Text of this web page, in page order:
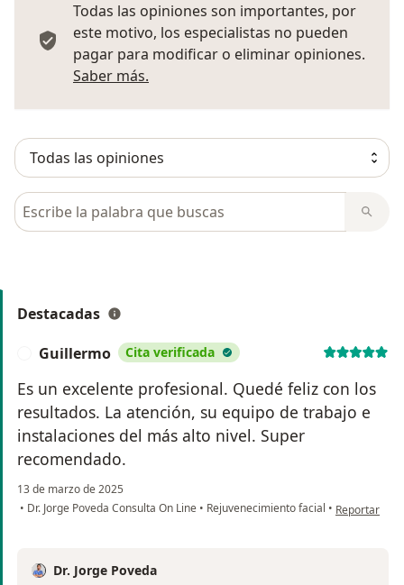
Todas las opiniones son importantes, por
este motivo, los especialistas no pueden
pagar para modificar o eliminar opiniones.
Saber más.
Busca en opiniones
Destacadas
Guillermo Cita verificada
Es un excelente profesional. Quedé feliz con los
resultados. La atención, su equipo de trabajo e
instalaciones del más alto nivel. Super
recomendado.
13 de marzo de 2025
• Dr. Jorge Poveda Consulta On Line • Rejuvenecimiento facial • en opinión
Reportar
Dr. Jorge Poveda